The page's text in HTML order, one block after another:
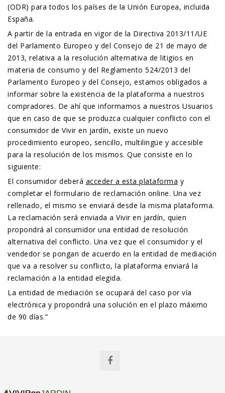
(ODR) para todos los países de la Unión Europea, incluida
España.
A partir de la entrada en vigor de la Directiva 2013/11/UE
del Parlamento Europeo y del Consejo de 21 de mayo de
2013, relativa a la resolución alternativa de litigios en
materia de consumo y del Reglamento 524/2013 del
Parlamento Europeo y del Consejo, estamos obligados a
informar sobre la existencia de la plataforma a nuestros
compradores. De ahí que informamos a nuestros Usuarios
que en caso de que se produzca cualquier conflicto con el
consumidor de Vivir en jardín, existe un nuevo
procedimiento europeo, sencillo, multilingüe y accesible
para la resolución de los mismos. Que consiste en lo
siguiente:
El consumidor deberá acceder a esta plataforma y
completar el formulario de reclamación online. Una vez
rellenado, el mismo se enviará desde la misma plataforma.
La reclamación será enviada a Vivir en jardín, quien
propondrá al consumidor una entidad de resolución
alternativa del conflicto. Una vez que el consumidor y el
vendedor se pongan de acuerdo en la entidad de mediación
que va a resolver su conflicto, la plataforma enviará la
reclamación a la entidad elegida.
La entidad de mediación se ocupará del caso por vía
electrónica y propondrá una solución en el plazo máximo
de 90 días.”